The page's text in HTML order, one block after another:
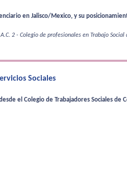
en Jalisco/Mexico, y su
2 - Colegio de profesionales en Trabajo Social
Sociales
el Colegio de Trabajadores Sociales de